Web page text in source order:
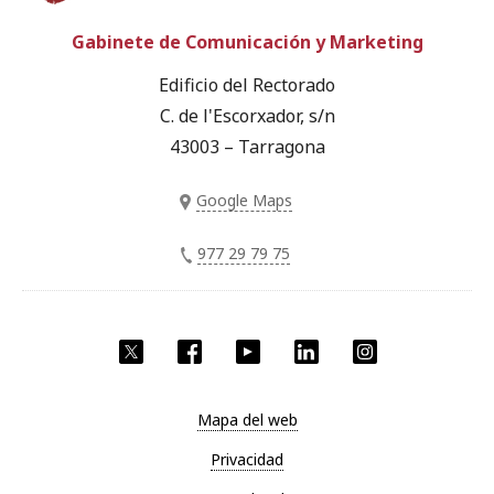
Twitter Facebook YouTube LinkedIn
Gabinete de Comunicación y Marketing
Edificio del Rectorado
C. de l'Escorxador, s/n
43003 – Tarragona
Google Maps
977 29 79 75
Mapa del web
Privacidad